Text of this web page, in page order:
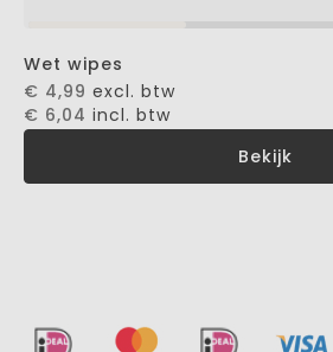
Wet wipes
€ 4,99 excl. btw
€ 6,04 incl. btw
Bekijk